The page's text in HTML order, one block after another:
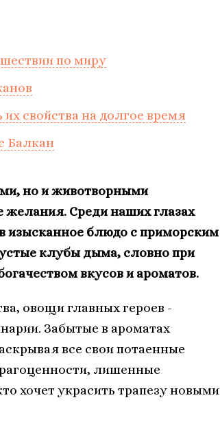
по миру
свойства на долгое время
Балкан
но и животворными
желания. Среди наших глазах
изысканное блюдо с приморским
клубы дыма, словно при
вкусов и ароматов.
овощи главных героев -
Забытые в ароматах
все свои потаенные
лишенные
хочет украсить трапезу новыми